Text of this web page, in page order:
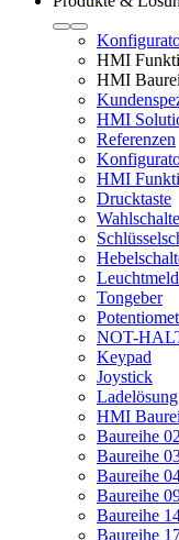
HMI
HMI
HMI
Referenzen
HMI
Drucktaste
Tongeber
NOT-
Keypad
Joystick
Ladelösung
HMI
Baureihe 02
Baureihe
Baureihe
Baureihe
Baureihe
Baureihe